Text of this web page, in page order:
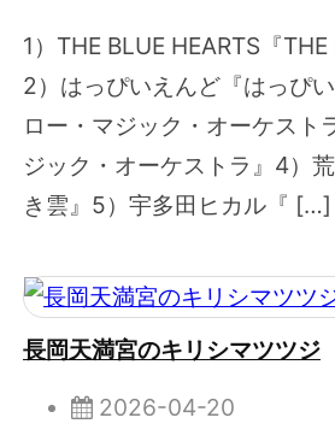
1）THE BLUE HEARTS『THE
2）はっぴいえんど『はっぴ
ロー・マジック・オーケスト
ジック・オーケストラ』4）
き雲』5）宇多田ヒカル『 […]
長岡天満宮のキリシマツツジ
2026-04-20